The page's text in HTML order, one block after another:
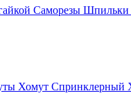
Саморезы Шпильки
Хомут Спринклерный